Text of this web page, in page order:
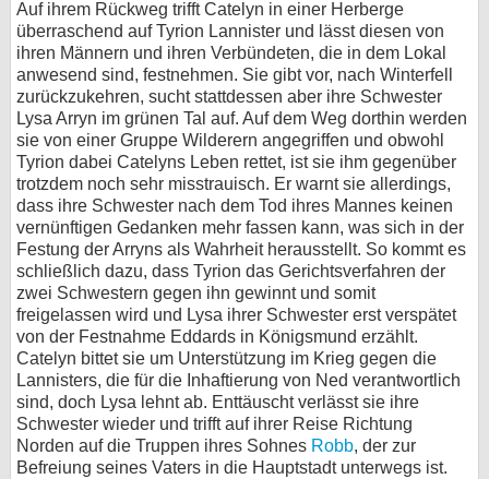
Auf ihrem Rückweg trifft Catelyn in einer Herberge
überraschend auf Tyrion Lannister und lässt diesen von
ihren Männern und ihren Verbündeten, die in dem Lokal
anwesend sind, festnehmen. Sie gibt vor, nach Winterfell
zurückzukehren, sucht stattdessen aber ihre Schwester
Lysa Arryn im grünen Tal auf. Auf dem Weg dorthin werden
sie von einer Gruppe Wilderern angegriffen und obwohl
Tyrion dabei Catelyns Leben rettet, ist sie ihm gegenüber
trotzdem noch sehr misstrauisch. Er warnt sie allerdings,
dass ihre Schwester nach dem Tod ihres Mannes keinen
vernünftigen Gedanken mehr fassen kann, was sich in der
Festung der Arryns als Wahrheit herausstellt. So kommt es
schließlich dazu, dass Tyrion das Gerichtsverfahren der
zwei Schwestern gegen ihn gewinnt und somit
freigelassen wird und Lysa ihrer Schwester erst verspätet
von der Festnahme Eddards in Königsmund erzählt.
Catelyn bittet sie um Unterstützung im Krieg gegen die
Lannisters, die für die Inhaftierung von Ned verantwortlich
sind, doch Lysa lehnt ab. Enttäuscht verlässt sie ihre
Schwester wieder und trifft auf ihrer Reise Richtung
Norden auf die Truppen ihres Sohnes Robb, der zur
Befreiung seines Vaters in die Hauptstadt unterwegs ist.